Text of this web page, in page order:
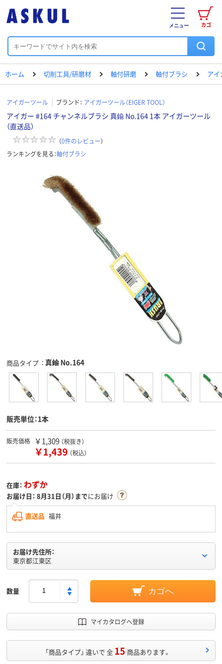
カゴ
メニュー
ホーム 切削工具/研磨材 軸付研磨 軸付ブラシ ア
アイガーツール ブランド： アイガーツール（EIGER TOOL）
アイガー #164 チャンネルブラシ 真鍮 No.164 1本 アイガーツール
（直送品）
（0件のレビュー）
ランキングを見る：軸付ブラシ
商品タイプ 真鍮 No.164
販売単位：1本
販売価格 ￥1,309 （税抜き）
￥1,439 （税込）
在庫： わずか
お届け日： 8月31日（月）までにお届け
直送品 福井
お届け先住所：
東京都江東区
数量 カゴへ
マイカタログへ登録
「商品タイプ」 違いで 全 15 商品あります。